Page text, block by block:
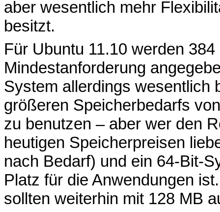
aber wesentlich mehr
besitzt.
Für Ubuntu 11.10 werden
Mindestanforderung
System allerdings wesentlich
größeren Speicherbedarfs
zu benutzen – aber wer den
heutigen Speicherpreisen
nach Bedarf) und ein 64-Bit-
Platz für die Anwendungen
sollten weiterhin mit 128 MB